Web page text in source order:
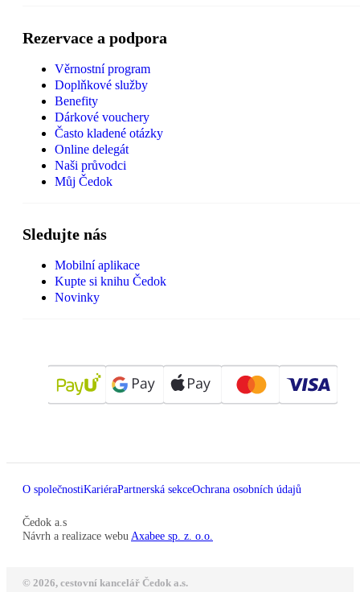
Rezervace a podpora
Věrnostní program
Doplňkové služby
Benefity
Dárkové vouchery
Často kladené otázky
Online delegát
Naši průvodci
Můj Čedok
Sledujte nás
Mobilní aplikace
Kupte si knihu Čedok
Novinky
O společnostiKariéraPartnerská sekceOchrana osobních údajů
Čedok a.s
Návrh a realizace webu Axabee sp. z. o.o.
© 2026, cestovní kancelář Čedok a.s.